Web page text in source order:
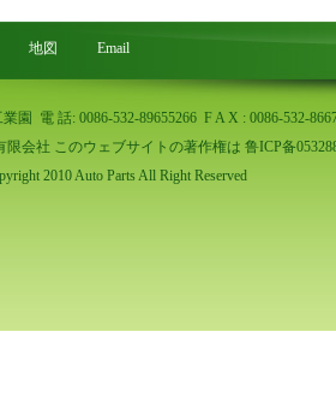
地図 Email
園 電 話: 0086-532-89655266 F A X : 0086-532-
会社 このウェブサイトの著作権は 鲁ICP备
2010 Auto Parts All Right Reserved